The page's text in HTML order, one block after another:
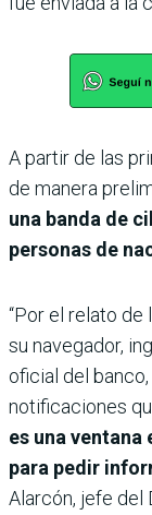
A partir de las
de manera
una banda de
personas de
“Por el relato de
su navegador,
oficial del
notificaciones
es una
para pedir
Alarcón, jefe del